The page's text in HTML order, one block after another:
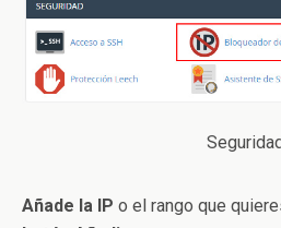
Añade la IP o el rango que